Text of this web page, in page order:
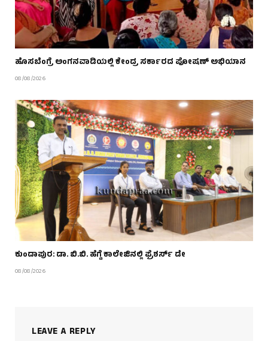
ಹೊಸಬೆಂಗ್ರೆ ಅಂಗನವಾಡಿಯಲ್ಲಿ ಕೇಂದ್ರ ಸರ್ಕಾರದ ಪೋಷಣ್ ಅಭಿಯಾನ
08/08/2026
ಕುಂದಾಪುರ: ಡಾ. ಬಿ.ಬಿ. ಹೆಗ್ಡೆ ಕಾಲೇಜಿನಲ್ಲಿ ಫ್ರೆಶರ್ಸ್ ಡೇ
08/08/2026
LEAVE A REPLY